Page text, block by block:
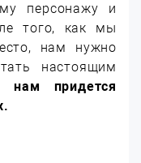
персонажу и
того, как мы
нам нужно
настоящим
нам придется